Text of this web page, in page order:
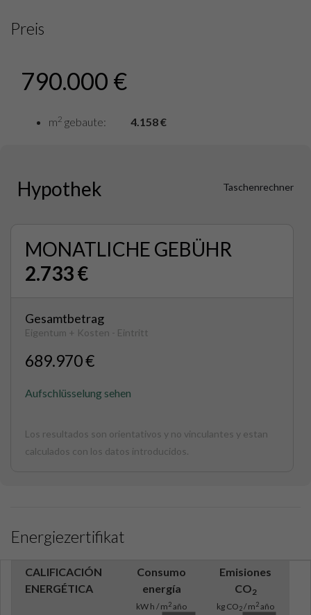
Preis
790.000 €
m2 gebaute: 4.158 €
Hypothek Taschenrechner
MONATLICHE GEBÜHR
2.733 €
Gesamtbetrag
Eigentum + Kosten - Eintritt
689.970 €
Aufschlüsselung sehen
Los resultados son orientativos y no vinculantes y estan
calculados con los datos introducidos.
Energiezertifikat
CALIFICACIÓN
ENERGÉTICA
Consumo
energía
kW h / m2año
Emisiones
CO2
kg CO2/ m2año